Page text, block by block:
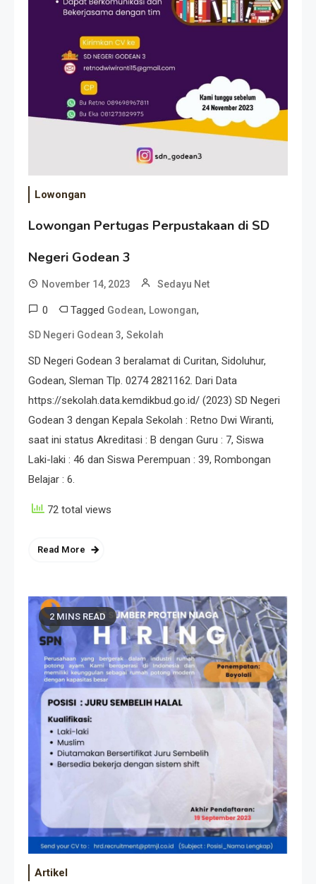
Lowongan
Lowongan Pertugas Perpustakaan di SD
Negeri Godean 3
November 14, 2023 Sedayu Net
0 Tagged Godean, Lowongan,
SD Negeri Godean 3, Sekolah
SD Negeri Godean 3 beralamat di Curitan, Sidoluhur,
Godean, Sleman Tlp. 0274 2821162. Dari Data
https://sekolah.data.kemdikbud.go.id/ (2023) SD Negeri
Godean 3 dengan Kepala Sekolah : Retno Dwi Wiranti,
saat ini status Akreditasi : B dengan Guru : 7, Siswa
Laki-laki : 46 dan Siswa Perempuan : 39, Rombongan
Belajar : 6.
72 total views
Read More
2 MINS READ
Artikel